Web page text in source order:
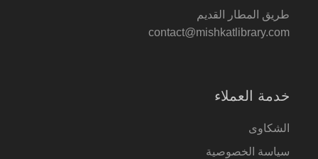
طريق المطار القديم
contact@mishkatlibrary.com
خدمة العملاء
الشكاوى
سياسة الخصوصية